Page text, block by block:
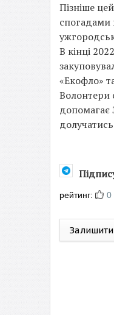
Пізніше
спогадами
В кінці
«Екофло»
Волонтери
допомагає
рейтинг: 0